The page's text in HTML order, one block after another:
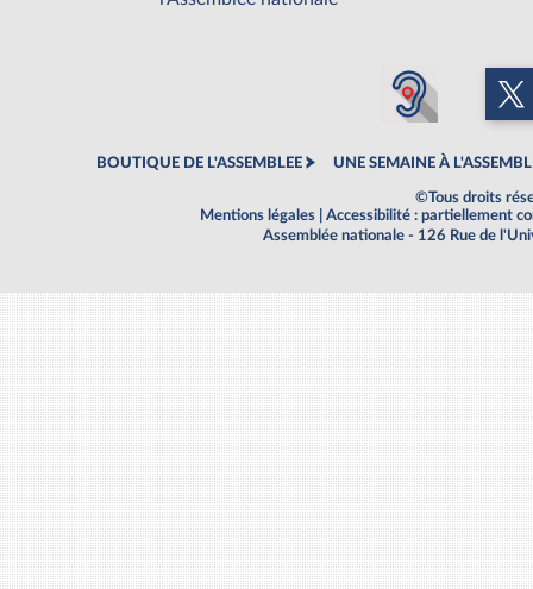
BOUTIQUE DE L'ASSEMBLEE UNE SEMAINE À
©Tous droits
Mentions légales
Accessibilité : partiellement
Assemblée nationale - 126 Rue de